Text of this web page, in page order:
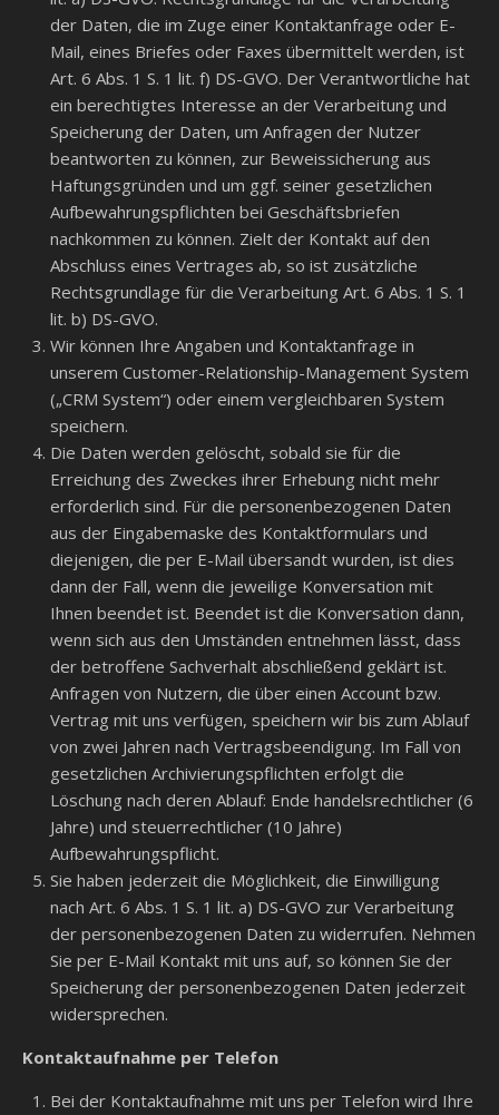
der Daten, die im Zuge einer Kontaktanfrage oder E-
Mail, eines Briefes oder Faxes übermittelt werden, ist
Art. 6 Abs. 1 S. 1 lit. f) DS-GVO. Der Verantwortliche hat
ein berechtigtes Interesse an der Verarbeitung und
Speicherung der Daten, um Anfragen der Nutzer
beantworten zu können, zur Beweissicherung aus
Haftungsgründen und um ggf. seiner gesetzlichen
Aufbewahrungspflichten bei Geschäftsbriefen
nachkommen zu können. Zielt der Kontakt auf den
Abschluss eines Vertrages ab, so ist zusätzliche
Rechtsgrundlage für die Verarbeitung Art. 6 Abs. 1 S. 1
lit. b) DS-GVO.
Wir können Ihre Angaben und Kontaktanfrage in
unserem Customer-Relationship-Management System
(„CRM System“) oder einem vergleichbaren System
speichern.
Die Daten werden gelöscht, sobald sie für die
Erreichung des Zweckes ihrer Erhebung nicht mehr
erforderlich sind. Für die personenbezogenen Daten
aus der Eingabemaske des Kontaktformulars und
diejenigen, die per E-Mail übersandt wurden, ist dies
dann der Fall, wenn die jeweilige Konversation mit
Ihnen beendet ist. Beendet ist die Konversation dann,
wenn sich aus den Umständen entnehmen lässt, dass
der betroffene Sachverhalt abschließend geklärt ist.
Anfragen von Nutzern, die über einen Account bzw.
Vertrag mit uns verfügen, speichern wir bis zum Ablauf
von zwei Jahren nach Vertragsbeendigung. Im Fall von
gesetzlichen Archivierungspflichten erfolgt die
Löschung nach deren Ablauf: Ende handelsrechtlicher (6
Jahre) und steuerrechtlicher (10 Jahre)
Aufbewahrungspflicht.
Sie haben jederzeit die Möglichkeit, die Einwilligung
nach Art. 6 Abs. 1 S. 1 lit. a) DS-GVO zur Verarbeitung
der personenbezogenen Daten zu widerrufen. Nehmen
Sie per E-Mail Kontakt mit uns auf, so können Sie der
Speicherung der personenbezogenen Daten jederzeit
widersprechen.
Kontaktaufnahme per Telefon
Bei der Kontaktaufnahme mit uns per Telefon wird Ihre